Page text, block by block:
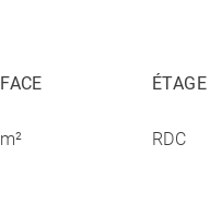
ÉTAGE
RDC